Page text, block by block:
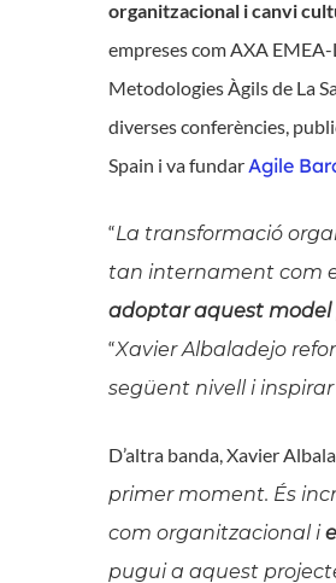
organitzacional i canvi
empreses com AXA
Metodologies Àgils de La
diverses conferències,
Spain i va fundarAgile
“La transformació
tan internament com
adoptar aquest model
“Xavier Albaladejo
següent nivell i
D’altra banda, Xavier
primer moment. És
com organitzacional i
pugui a aquest